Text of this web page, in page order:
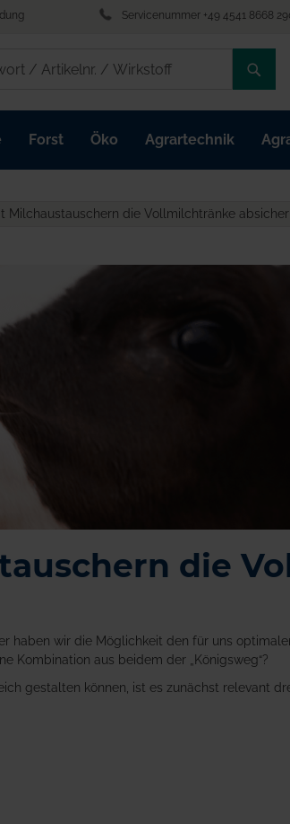
Servicenummer +49 4541 8668
/
/
Forst Öko Agrartechnik
Milchaustauschern die Vollmilchtränke
die
haben wir die Möglichkeit den für uns
Kombination aus beidem der „Königsweg“?
gestalten können, ist es zunächst relevant